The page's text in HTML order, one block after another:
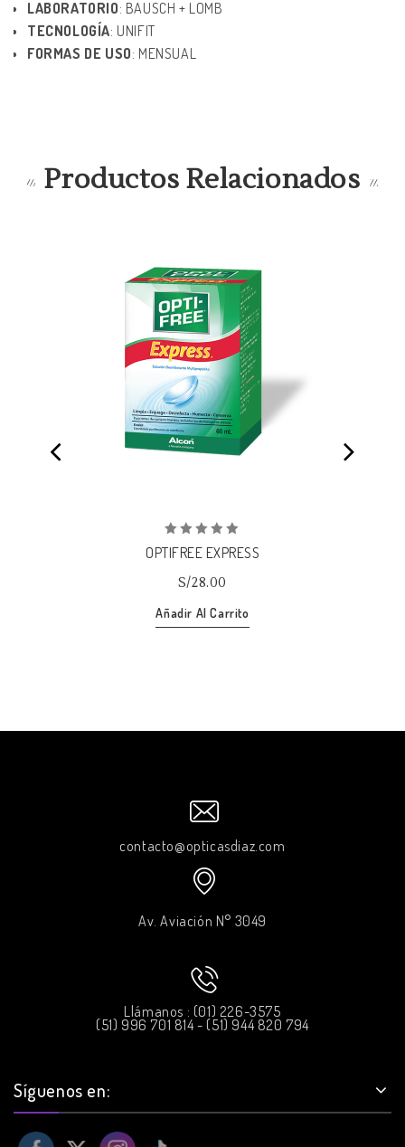
LABORATORIO: BAUSCH + LOMB
TECNOLOGÍA: UNIFIT
FORMAS DE USO: MENSUAL
Productos Relacionados
0
out
OPTIFREE EXPRESS
S/28.00
Añadir Al Carrito
contacto@opticasdiaz.com
Av. Aviación N° 3049
Llámanos : (01) 226-3575
(51) 996 701 814 - (51) 944 820 794
Síguenos en: